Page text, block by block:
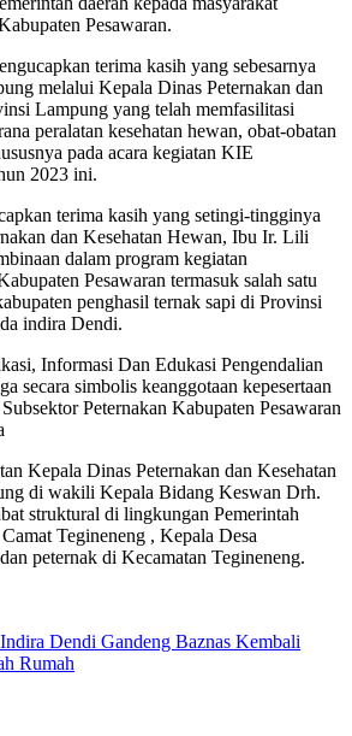
Pesawaran.
terima kasih yang sebesarnya
melalui Kepala Dinas Peternakan dan
Lampung yang telah memfasilitasi
peralatan kesehatan hewan, obat-obatan
pada acara kegiatan KIE
2023 ini.
terima kasih yang setingi-tingginya
dan Kesehatan Hewan, Ibu Ir. Lili
dalam program kegiatan
Pesawaran termasuk salah satu
penghasil ternak sapi di Provinsi
indira Dendi.
Informasi Dan Edukasi Pengendalian
secara simbolis keanggotaan kepesertaan
Peternakan Kabupaten Pesawaran
Kepala Dinas Peternakan dan Kesehatan
di wakili Kepala Bidang Keswan Drh.
struktural di lingkungan Pemerintah
Tegineneng , Kepala Desa
peternak di Kecamatan Tegineneng.
Dendi Gandeng Baznas Kembali
Rumah